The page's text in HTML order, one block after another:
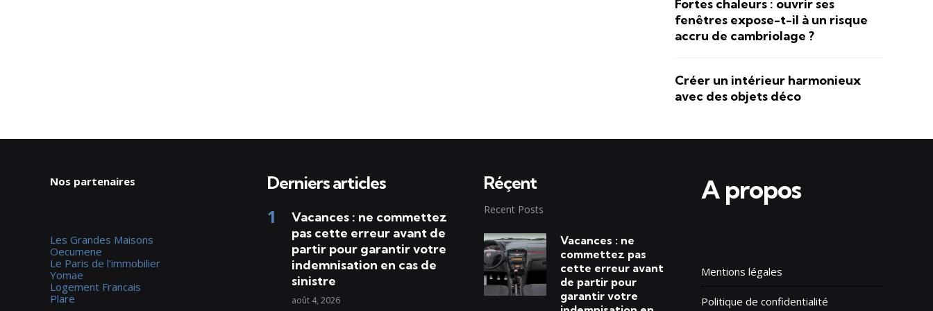
Fortes chaleurs : ouvrir ses
fenêtres expose-t-il à un risque
accru de cambriolage ?
Créer un intérieur harmonieux
avec des objets déco
Nos partenaires
Les Grandes Maisons
Oecumene
Le Paris de l'immobilier
Yomae
Logement Francais
Plare
Derniers articles
Vacances : ne commettez
pas cette erreur avant de
partir pour garantir votre
indemnisation en cas de
sinistre
août 4, 2026
Réçent
Recent Posts
Vacances : ne
commettez pas
cette erreur avant
de partir pour
garantir votre
A propos
Mentions légales
Politique de confidentialité